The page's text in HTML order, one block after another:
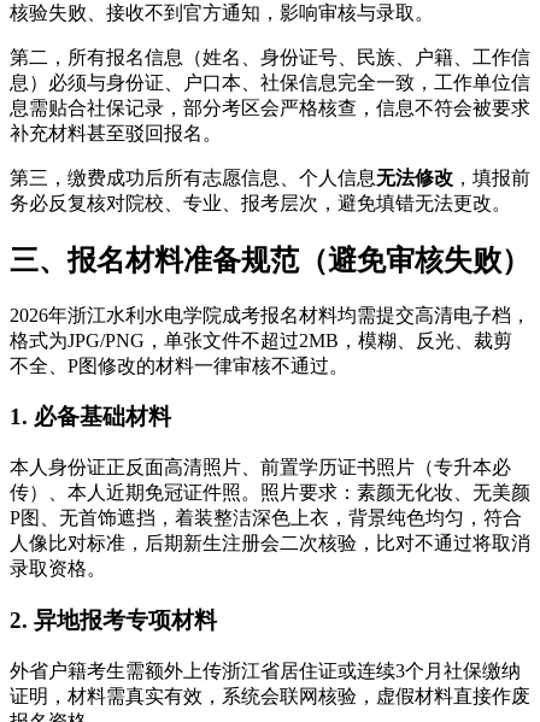
核验失败、接收不到官方通知，影响审核与录取。
第二，所有报名信息（姓名、身份证号、民族、户籍、工作信
息）必须与身份证、户口本、社保信息完全一致，工作单位信
息需贴合社保记录，部分考区会严格核查，信息不符会被要求
补充材料甚至驳回报名。
第三，缴费成功后所有志愿信息、个人信息无法修改 ，填报前
务必反复核对院校、专业、报考层次，避免填错无法更改。
三、报名材料准备规范（避免审核失败）
2026年浙江水利水电学院成考报名材料均需提交高清电子档，
格式为JPG/PNG，单张文件不超过2MB，模糊、反光、裁剪
不全、P图修改的材料一律审核不通过。
1. 必备基础材料
本人身份证正反面高清照片、前置学历证书照片（专升本必
传）、本人近期免冠证件照。照片要求：素颜无化妆、无美颜
P图、无首饰遮挡，着装整洁深色上衣，背景纯色均匀，符合
人像比对标准，后期新生注册会二次核验，比对不通过将取消
录取资格。
2. 异地报考专项材料
外省户籍考生需额外上传浙江省居住证或连续3个月社保缴纳
证明，材料需真实有效，系统会联网核验，虚假材料直接作废